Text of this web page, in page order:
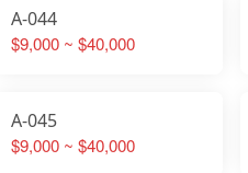
A-044
$9,000 ~ $40,000
A-045
$9,000 ~ $40,000